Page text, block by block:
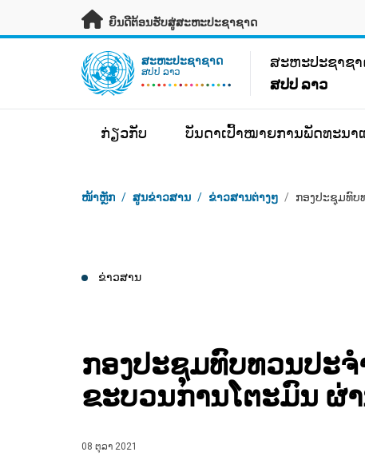
ຍິນດີຕ້ອນຮັບສູ່ສະຫະປະຊາຊາດ
UN Logo ສະ​ຫະ​ປະ​ຊາ​ຊາດ
ສປປ ລາວ
ສະ​ຫະ​ປະ​ຊາ​ຊາ
ສປປ ລາວ
ກ່ຽວກັບ ບັນດາເປົ້າໝາຍການພັດທະນາ
Breadcrumb
ໜ້າຫຼັກ / ສູນຂ່າວສານ / ຂ່າວສານຕ່າງໆ / ກອງປະຊຸມທົບ
ຂ່າວສານ
ກອງປະຊຸມທົບທວນປະ
ຂະບວນການໂຕະມົນ ຜ່
08 ຕຸລາ 2021